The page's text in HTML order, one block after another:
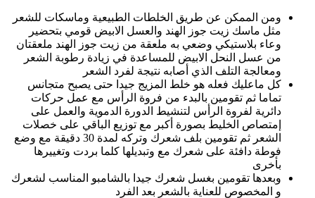
ومن الممكن عن طريق الخلطات الطبيعية وماسكات للشعر
مثل ماسك زيت جوز الهند والعسل الابيض قومي بتحضير
وعاء بلاستيكي وضعي به ملعقة من زيت جوز الهند ملعقتان
من عسل النحل الابيض للمساعدة في زيادة رطوبة الشعر
ومعالجة التلف الذي أصابه نتيجة لفرد الشعر
كل ماعليك فعله هو خلط المزيج جيدا حتى يصبح متجانس
تماما ثم تقومين بالبدء من فروة الرأس مع عمل حركات
دائرية لفروة الرأس لتنشيط الدورة الدموية والعمل على
إمتصاص الخليط بصورة أكبر مع توزيع الباقي على خصلات
الشعر ثم تقومين بلف شعرك وتركه لمدة 30 دقيقة مع وضع
فوطة دافئة على شعرك مع وتبديلها كلما بردت وتغييرها
بأخرى
وبعدها تقومين بغسل شعرك جيدا بالشامبو المناسب لشعرك
و المخصوص للعناية بالشعر بعد الفرد